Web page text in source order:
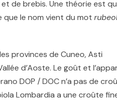
de brebis. Une théorie est
que le nom vient du mot
provinces de Cuneo,Asti
d’Aoste. Le goût et
DOP /DOCn’a pas de
Lombardia a une croûte